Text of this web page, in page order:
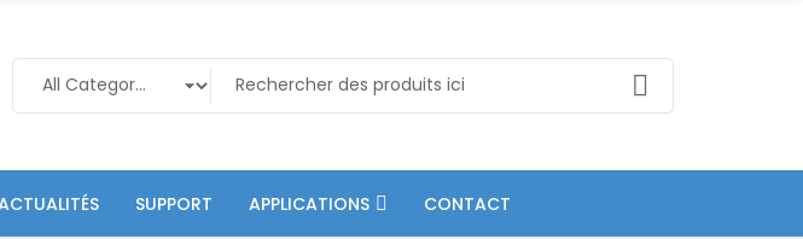
SUPPORT APPLICATIONS CONTACT